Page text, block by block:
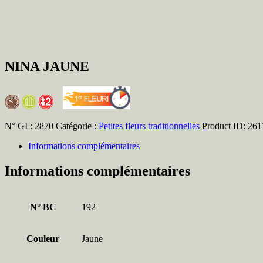
NINA JAUNE
N° GI : 2870 Catégorie : Petites fleurs traditionnelles Product ID:
Informations complémentaires
Informations complémentaires
N° BC 192
Couleur Jaune